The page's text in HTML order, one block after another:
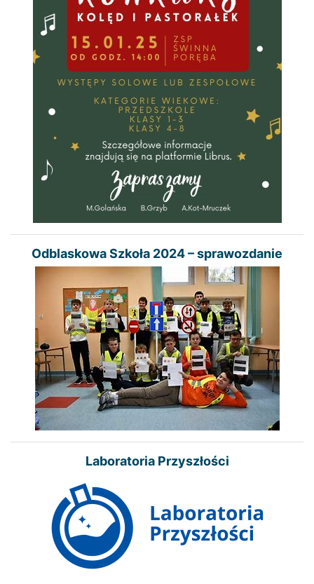
Odblaskowa Szkoła 2024 – sprawozdanie
Laboratoria Przyszłości